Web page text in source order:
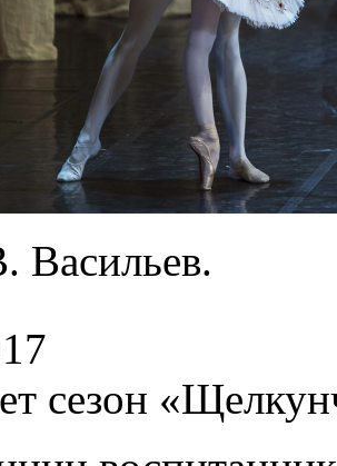
Васильев.
сезон